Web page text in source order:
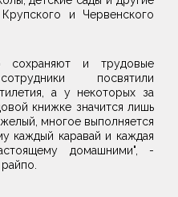
и Червенского
сохраняют и трудовые
посвятили
а у некоторых за
книжке значится лишь
многое выполняется
каждый каравай и каждая
домашними", -